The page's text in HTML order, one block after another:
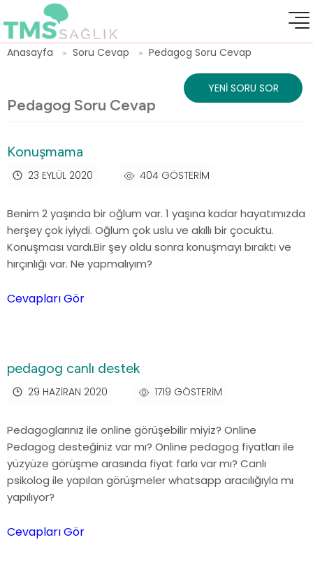
Anasayfa Soru Cevap Pedagog Soru Cevap
Pedagog Soru Cevap
Konuşmama
23 EYLÜL 2020 404 GÖSTERIM
Benim 2 yaşında bir oğlum var. 1 yaşına kadar hayatımızda
herşey çok iyiydi. Oğlum çok uslu ve akıllı bir çocuktu.
Konuşması vardı.Bir şey oldu sonra konuşmayı bıraktı ve
hırçınlığı var. Ne yapmalıyım?
Cevapları Gör
pedagog canlı destek
29 HAZIRAN 2020 1719 GÖSTERIM
Pedagoglarınız ile online görüşebilir miyiz? Online
Pedagog desteğiniz var mı? Online pedagog fiyatları ile
yüzyüze görüşme arasında fiyat farkı var mı? Canlı
psikolog ile yapılan görüşmeler whatsapp aracılığıyla mı
yapılıyor?
Cevapları Gör
YENI SORU SOR